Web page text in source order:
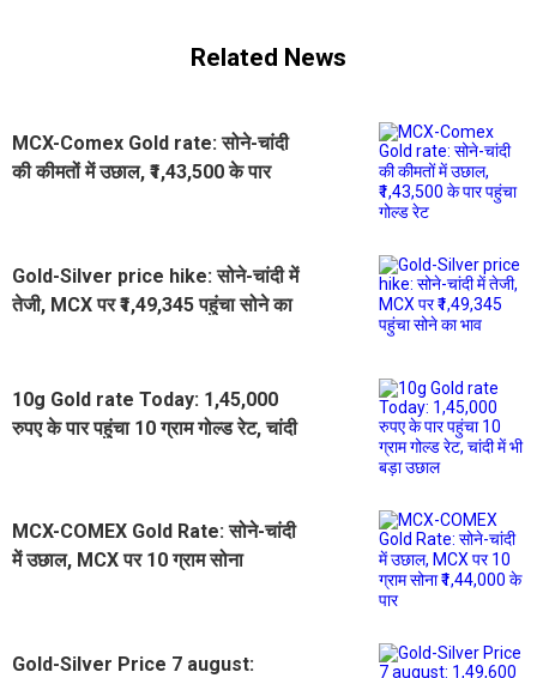
Related News
MCX-Comex Gold rate: सोने-चांदी
की कीमतों में उछाल, ₹1,43,500 के पार
Gold-Silver price hike: सोने-चांदी में
तेजी, MCX पर ₹1,49,345 पहुंचा सोने का
10g Gold rate Today: 1,45,000
रुपए के पार पहुंचा 10 ग्राम गोल्ड रेट, चांदी
MCX-COMEX Gold Rate: सोने-चांदी
में उछाल, MCX पर 10 ग्राम सोना
Gold-Silver Price 7 august: